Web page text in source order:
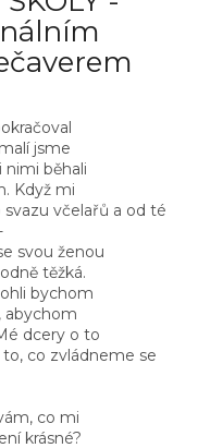
jsme
nimi běhali
Když mi
včelařů a od té
svou ženou
těžká.
bychom
abychom
dcery o to
co zvládneme se
co mi
krásné?